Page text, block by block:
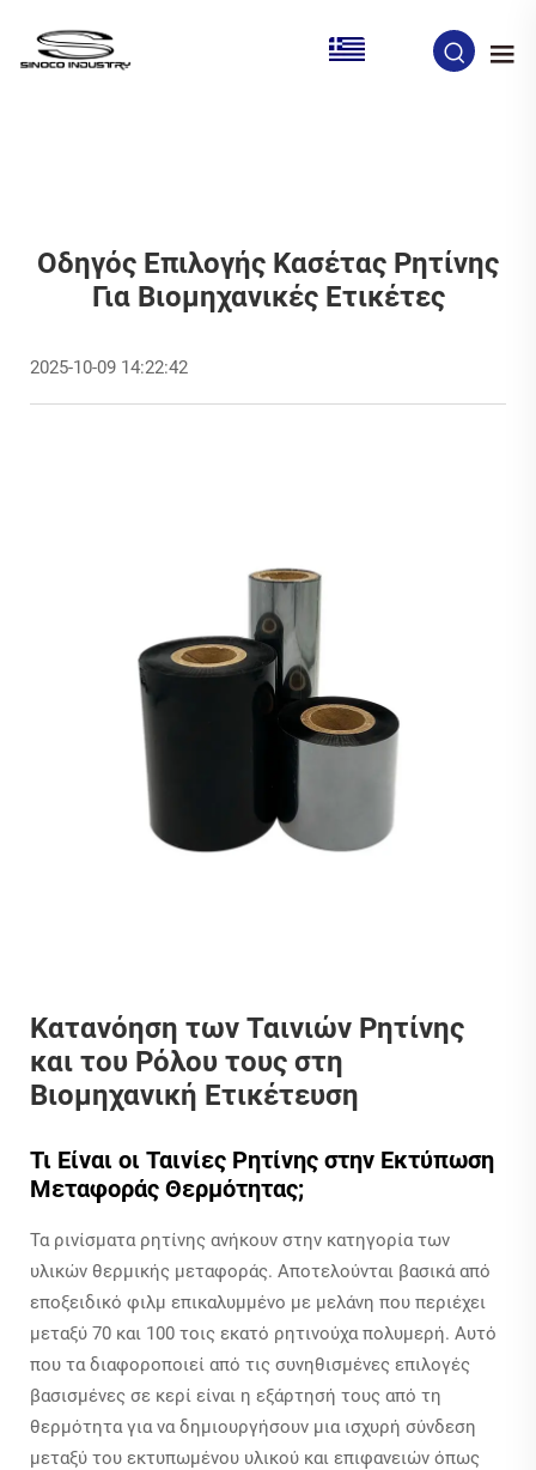
Οδηγός Επιλογής Κασέτας Ρητίνης
Για Βιομηχανικές Ετικέτες
2025-10-09 14:22:42
Κατανόηση των Ταινιών Ρητίνης
και του Ρόλου τους στη
Βιομηχανική Ετικέτευση
Τι Είναι οι Ταινίες Ρητίνης στην Εκτύπωση
Μεταφοράς Θερμότητας;
Τα ρινίσματα ρητίνης ανήκουν στην κατηγορία των
υλικών θερμικής μεταφοράς. Αποτελούνται βασικά από
εποξειδικό φιλμ επικαλυμμένο με μελάνη που περιέχει
μεταξύ 70 και 100 τοις εκατό ρητινούχα πολυμερή. Αυτό
που τα διαφοροποιεί από τις συνηθισμένες επιλογές
βασισμένες σε κερί είναι η εξάρτησή τους από τη
θερμότητα για να δημιουργήσουν μια ισχυρή σύνδεση
μεταξύ του εκτυπωμένου υλικού και επιφανειών όπως